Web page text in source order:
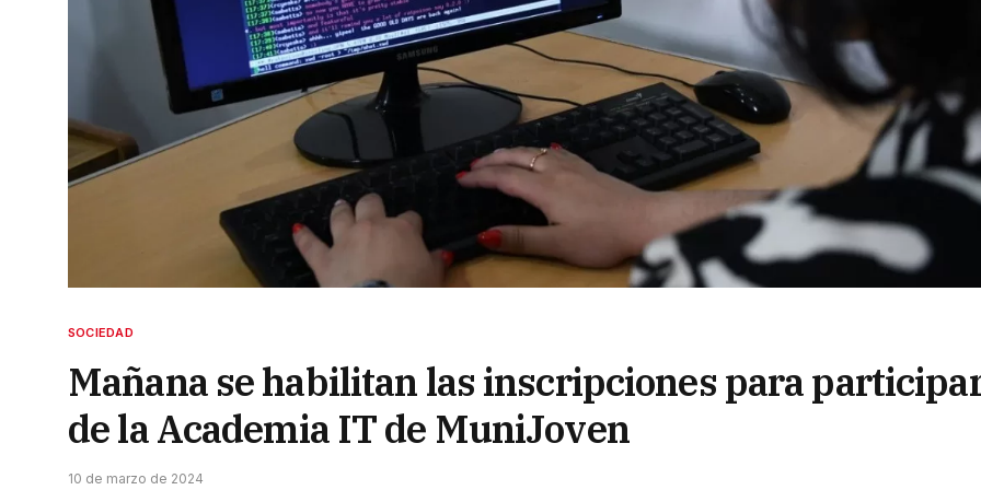
SOCIEDAD
Mañana se habilitan las inscripciones para
de la Academia IT de MuniJoven
10 de marzo de 2024